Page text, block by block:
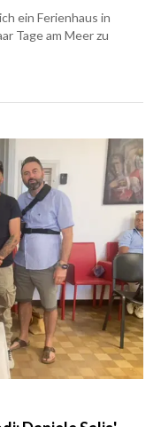
ein Ferienhaus in
Tage am Meer zu